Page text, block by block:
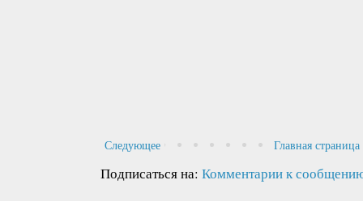
Следующее Главная страница
Подписаться на: Комментарии к